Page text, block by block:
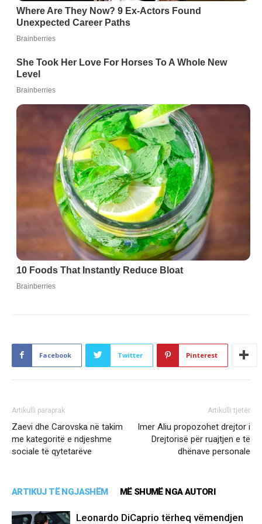
Facebook Twitter Pinterest
Artikulli paraprak
Zaevi dhe Carovska në takim
me kategoritë e ndjeshme
sociale të qytetarëve
Artikulli tjetër
Imer Aliu propozohet drejtor i
Drejtorisë për ruajtjen e të
dhënave personale
ARTIKUJ TË NGJASHËM MË SHUMË NGA AUTORI
Leonardo DiCaprio tërheq vëmendjen